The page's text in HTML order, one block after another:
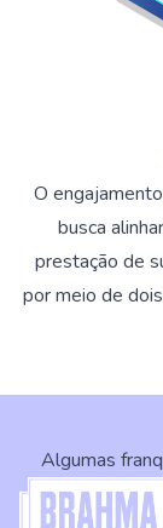
O
busca
prestação de
por meio de
Algumas